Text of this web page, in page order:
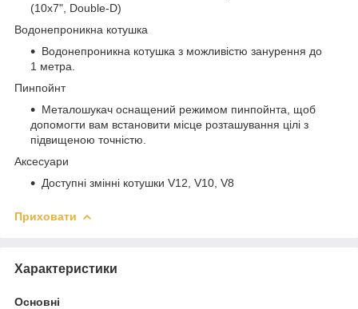
(10x7", Double-D)
Водонепроникна котушка
Водонепроникна котушка з можливістю занурення до
1 метра.
Пинпойнт
Металошукач оснащений режимом пинпойнта, щоб
допомогти вам встановити місце розташування цілі з
підвищеною точністю.
Аксесуари
Доступні змінні котушки V12, V10, V8
Приховати
Характеристики
Основні